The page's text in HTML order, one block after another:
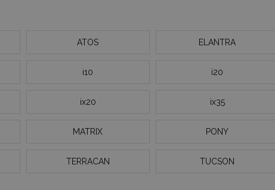
ATOS ELANTRA
i10 i20
ix20 ix35
MATRIX PONY
TERRACAN TUCSON